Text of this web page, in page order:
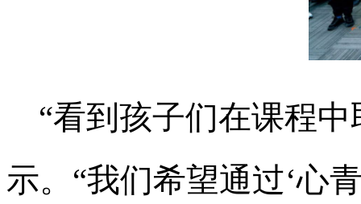
“看到孩子们在课程
示。“我们希望通过‘心